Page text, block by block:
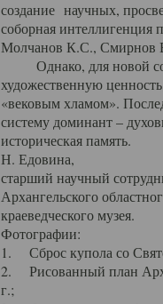
создание научных,
соборная интеллигенция
Молчанов К.С., Смирнов
Однако, для новой
художественную
«вековым хламом».
систему доминант –
историческая память.
Н. Едовина,
старший научный
Архангельского
краеведческого музея.
Фотографии:
1. Сброс купола со
2. Рисованный план
г.;